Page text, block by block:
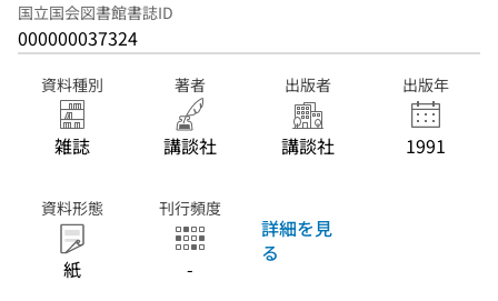
国立国会図書館書誌ID
000000037324
資料種別
雑誌
著者
講談社
出版者
講談社
出版年
1991
資料形態
紙
刊行頻度
-
詳細を見
る